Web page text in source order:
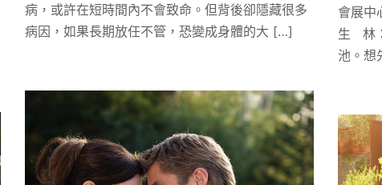
病，或許在短時間內不會致命。但背後卻隱藏很多
病因，如果長期放任不管，恐變成身體的大 […]
會展中
生 林
池。想